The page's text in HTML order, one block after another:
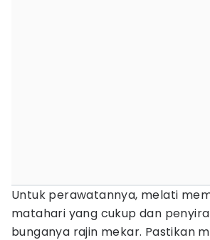
Untuk perawatannya, melati
matahari yang cukup dan
bunganya rajin mekar. Pastikan